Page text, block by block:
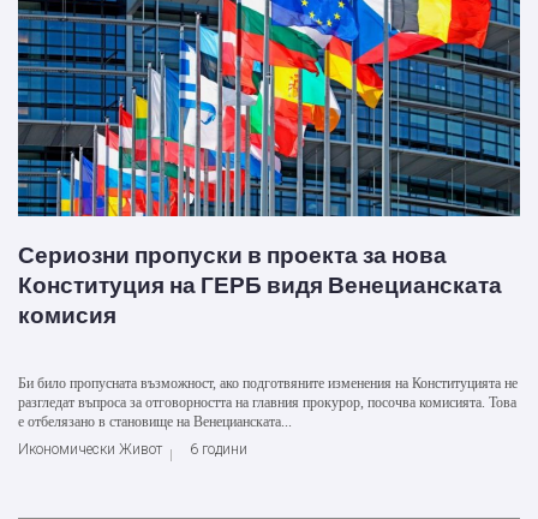
Сериозни пропуски в проекта за нова
Конституция на ГЕРБ видя Венецианската
комисия
Би било пропусната възможност, ако подготвяните изменения на Конституцията не
разгледат въпроса за отговорността на главния прокурор, посочва комисията. Това
е отбелязано в становище на Венецианската...
Икономически Живот
6 години